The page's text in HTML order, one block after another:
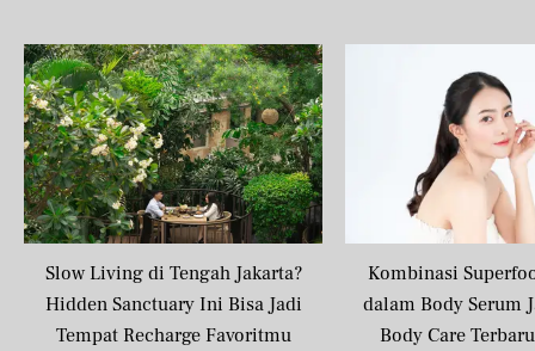
Slow Living di Tengah Jakarta?
Hidden Sanctuary Ini Bisa Jadi
Tempat Recharge Favoritmu
Kombinasi
dalam Body Serum
Body Care